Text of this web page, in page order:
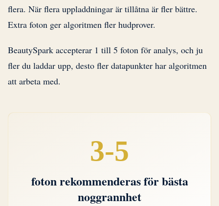
flera. När flera uppladdningar är tillåtna är fler bättre.
Extra foton ger algoritmen fler hudprover.
BeautySpark accepterar 1 till 5 foton för analys, och ju
fler du laddar upp, desto fler datapunkter har algoritmen
att arbeta med.
3-5
foton rekommenderas för bästa
noggrannhet